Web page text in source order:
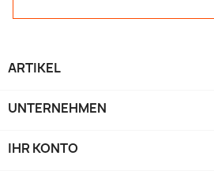
ARTIKEL
UNTERNEHMEN
IHR KONTO